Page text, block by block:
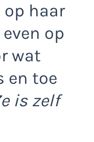
haar
op
wat
en toe
is zelf